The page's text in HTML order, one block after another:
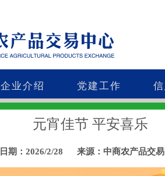
企业介绍 党建工作
元宵佳节 平安喜乐
日期：2026/2/28 来源：中商农产品交